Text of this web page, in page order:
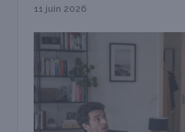
11 juin 2026